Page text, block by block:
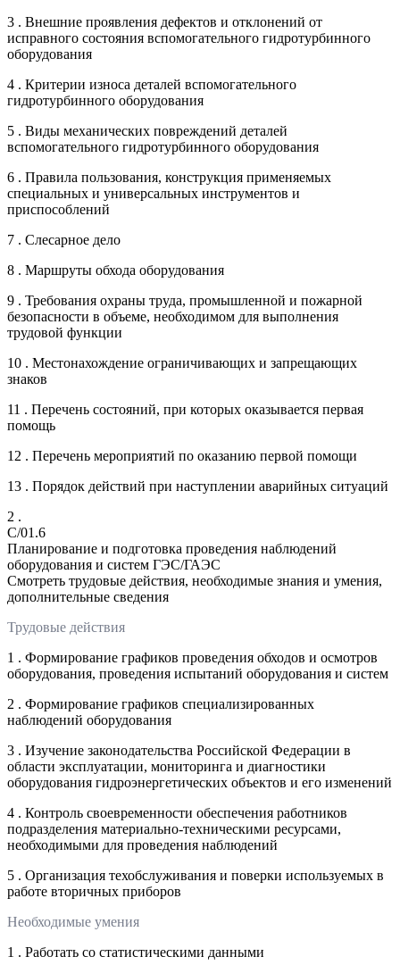
3 . Внешние проявления дефектов и отклонений от
исправного состояния вспомогательного гидротурбинного
оборудования
4 . Критерии износа деталей вспомогательного
гидротурбинного оборудования
5 . Виды механических повреждений деталей
вспомогательного гидротурбинного оборудования
6 . Правила пользования, конструкция применяемых
специальных и универсальных инструментов и
приспособлений
7 . Слесарное дело
8 . Маршруты обхода оборудования
9 . Требования охраны труда, промышленной и пожарной
безопасности в объеме, необходимом для выполнения
трудовой функции
10 . Местонахождение ограничивающих и запрещающих
знаков
11 . Перечень состояний, при которых оказывается первая
помощь
12 . Перечень мероприятий по оказанию первой помощи
13 . Порядок действий при наступлении аварийных ситуаций
2 .
C/01.6
Планирование и подготовка проведения наблюдений
оборудования и систем ГЭС/ГАЭС
Смотреть трудовые действия, необходимые знания и умения,
дополнительные сведения
Трудовые действия
1 . Формирование графиков проведения обходов и осмотров
оборудования, проведения испытаний оборудования и систем
2 . Формирование графиков специализированных
наблюдений оборудования
3 . Изучение законодательства Российской Федерации в
области эксплуатации, мониторинга и диагностики
оборудования гидроэнергетических объектов и его изменений
4 . Контроль своевременности обеспечения работников
подразделения материально-техническими ресурсами,
необходимыми для проведения наблюдений
5 . Организация техобслуживания и поверки используемых в
работе вторичных приборов
Необходимые умения
1 . Работать со статистическими данными